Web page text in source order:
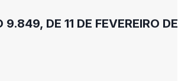
9.849, DE 11 DE FEVEREIRO DE